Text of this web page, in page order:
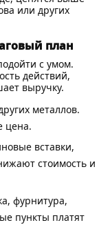
или других
план
с умом.
действий,
выручку.
металлов.
цена.
вставки,
стоимость и
фурнитура,
пункты платят